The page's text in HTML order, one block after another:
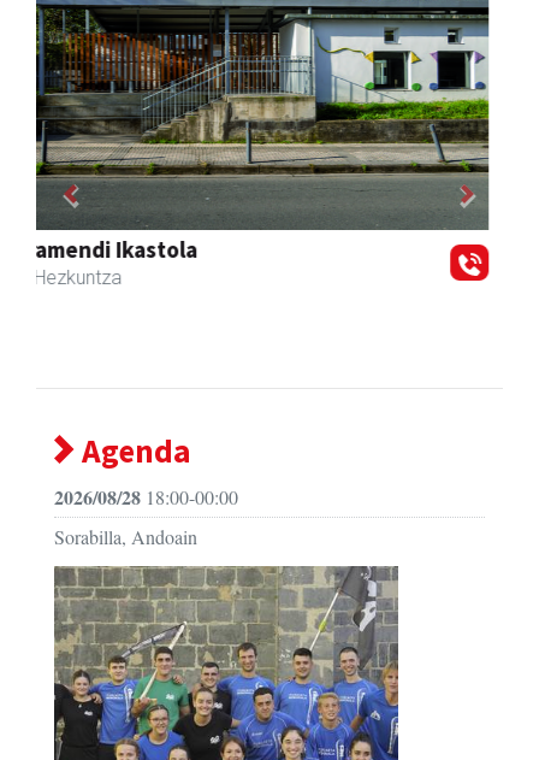
Salkin
Andoain - Merkatari elkarteak
Previous Next
Agenda
2026/08/28 18:00-00:00
Sorabilla, Andoain